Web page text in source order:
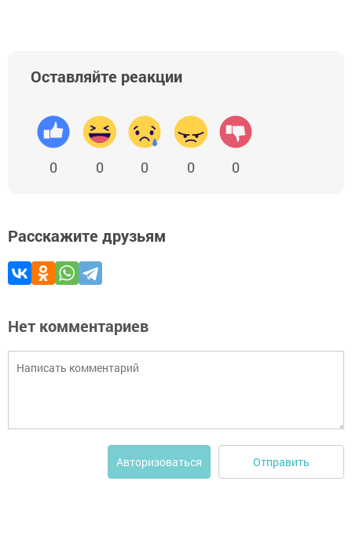
Оставляйте реакции
0 0 0 0 0
Расскажите друзьям
Нет комментариев
Авторизоваться Отправить